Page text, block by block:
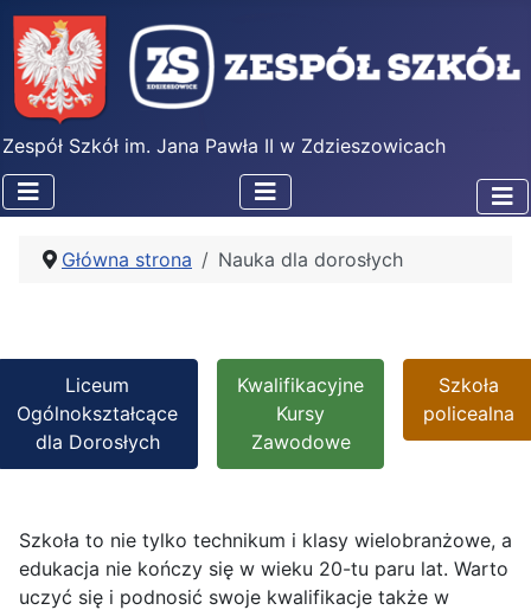
Zespół Szkół im. Jana Pawła II w Zdzieszowicach
Główna strona Nauka dla dorosłych
Liceum
Ogólnokształcące
dla Dorosłych
Kwalifikacyjne
Kursy
Zawodowe
Szkoła
policealna
Szkoła to nie tylko technikum i klasy wielobranżowe, a
edukacja nie kończy się w wieku 20-tu paru lat. Warto
uczyć się i podnosić swoje kwalifikacje także w